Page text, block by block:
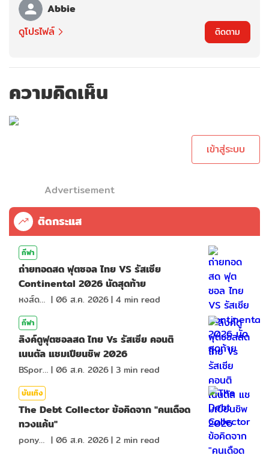
Abbie
ดูโปรไฟล์
ติดตาม
ความคิดเห็น
เข้าสู่ระบบ
Advertisement
ติดกระแส
กีฬา
ถ่ายทอดสด ฟุตซอล ไทย VS รัสเซีย
Continental 2026 นัดสุดท้าย
หงส์ดรุณ | 06 ส.ค. 2026| 4 min read
กีฬา
ลิงค์ดูฟุตซอลสด ไทย Vs รัสเซีย คอนติ
เนนตัล แชมเปียนชิพ 2026
BSports8 | 06 ส.ค. 2026| 3 min read
บันเทิง
The Debt Collector ข้อคิดจาก "คนเดือด
ทวงแค้น"
ponydiary | 06 ส.ค. 2026| 2 min read